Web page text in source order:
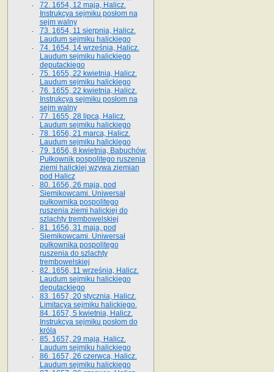
72. 1654, 12 maja, Halicz.
Instrukcya sejmiku posłom na
sejm walny
73. 1654, 11 sierpnia, Halicz.
Laudum sejmiku halickiego
74. 1654, 14 września, Halicz.
Laudum sejmiku halickiego
deputackiego
75. 1655, 22 kwietnia, Halicz.
Laudum sejmiku halickiego
76. 1655, 22 kwietnia, Halicz.
Instrukcya sejmiku posłom na
sejm walny
77. 1655, 28 lipca, Halicz.
Laudum sejmiku halickiego
78. 1656, 21 marca, Halicz.
Laudum sejmiku halickiego
79. 1656, 8 kwietnia, Babuchów.
Pułkownik pospolitego ruszenia
ziemi halickiej wzywa ziemian
pod Halicz
80. 1656, 26 maja, pod
Siemikowcami. Uniwersał
pułkownika pospolitego
ruszenia ziemi halickiej do
szlachty trembowelskiej
81. 1656, 31 maja, pod
Siemikowcami. Uniwersał
pułkownika pospolitego
ruszenia do szlachty
trembowelskiej
82. 1656, 11 września, Halicz.
Laudum sejmiku halickiego
deputackiego
83. 1657, 20 stycznia, Halicz.
Limitacya sejmiku halickiego.
84. 1657, 5 kwietnia, Halicz.
Instrukcya sejmiku posłom do
króla
85. 1657, 29 maja, Halicz.
Laudum sejmiku halickiego
86. 1657, 26 czerwca, Halicz.
Laudum sejmiku halickiego